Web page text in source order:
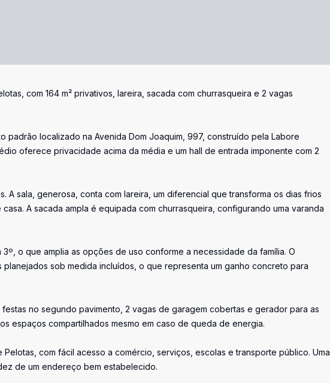
com 164 m² privativos, lareira, sacada com churrasqueira e 2 vagas
padrão localizado na Avenida Dom Joaquim, 997, construído pela Labore
oferece privacidade acima da média e um hall de entrada imponente com 2
A sala, generosa, conta com lareira, um diferencial que transforma os dias frios
A sacada ampla é equipada com churrasqueira, configurando uma varanda
o que amplia as opções de uso conforme a necessidade da família. O
sob medida incluídos, o que representa um ganho concreto para
no segundo pavimento, 2 vagas de garagem cobertas e gerador para as
espaços compartilhados mesmo em caso de queda de energia.
com fácil acesso a comércio, serviços, escolas e transporte público. Uma
de um endereço bem estabelecido.